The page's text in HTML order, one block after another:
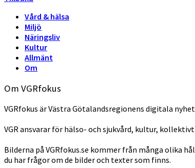
Vård & hälsa
Miljö
Näringsliv
Kultur
Allmänt
Om
Om VGRfokus
VGRfokus är Västra Götalandsregionens digitala
VGR ansvarar för hälso- och sjukvård, kultur,
Bilderna på VGRfokus.se kommer från många olika
du har frågor om de bilder och texter som finns.